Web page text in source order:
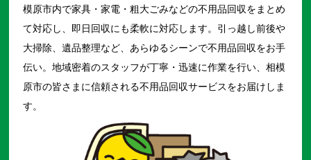
模原市内で家具・家電・粗大ごみなどの不用品回収をまとめ
て対応し、即日回収にも柔軟に対応します。引っ越し前後や
大掃除、遺品整理など、あらゆるシーンで不用品回収をお手
伝い。地域密着のスタッフが丁寧・迅速に作業を行い、相模
原市の皆さまに信頼される不用品回収サービスをお届けしま
す。